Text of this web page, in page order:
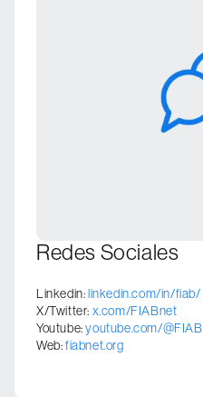
Redes Sociales
Linkedin:linkedin.com/in/fiab/
X/Twitter: x.com/FIABnet
Youtube:youtube.com/@FIAB
Web:fiabnet.org